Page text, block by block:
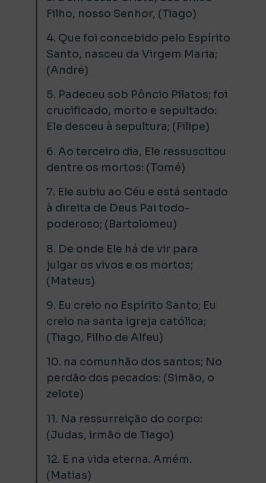
Filho, nosso Senhor, (Tiago)
4. Que foi concebido pelo Espírito
Santo, nasceu da Virgem Maria;
(André)
5. Padeceu sob Pôncio Pilatos; foi
crucificado, morto e sepultado:
Ele desceu à sepultura; (Filipe)
6. Ao terceiro dia, Ele ressuscitou
dentre os mortos: (Tomé)
7. Ele subiu ao Céu e está sentado
à direita de Deus Pai todo-
poderoso; (Bartolomeu)
8. De onde Ele há de vir para
julgar os vivos e os mortos;
(Mateus)
9. Eu creio no Espírito Santo; Eu
creio na santa igreja católica;
(Tiago, Filho de Alfeu)
10. na comunhão dos santos; No
perdão dos pecados: (Simão, o
zelote)
11. Na ressurreição do corpo:
(Judas, irmão de Tiago)
12. E na vida eterna. Amém.
(Matias)